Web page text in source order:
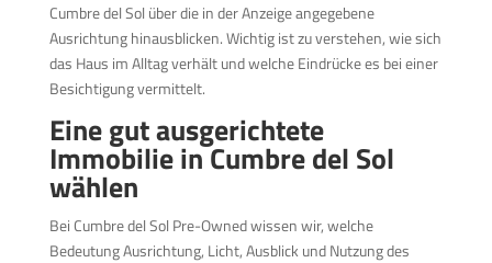
Cumbre del Sol über die in der Anzeige angegebene
Ausrichtung hinausblicken. Wichtig ist zu verstehen, wie sich
das Haus im Alltag verhält und welche Eindrücke es bei einer
Besichtigung vermittelt.
Eine gut ausgerichtete
Immobilie in Cumbre del Sol
wählen
Bei Cumbre del Sol Pre-Owned wissen wir, welche
Bedeutung Ausrichtung, Licht, Ausblick und Nutzung des